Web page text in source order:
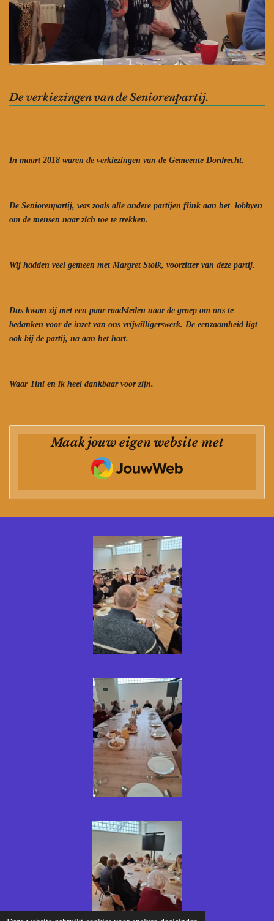
De verkiezingen van de Seniorenpartij.
In maart 2018 waren de verkiezingen van de Gemeente Dordrecht.
De Seniorenpartij, was zoals alle andere partijen flink aan het lobbyen
om de mensen naar zich toe te trekken.
Wij hadden veel gemeen met Margret Stolk, voorzitter van deze partij.
Dus kwam zij met een paar raadsleden naar de groep om ons te
bedanken voor de inzet van ons vrijwilligerswerk. De eenzaamheid ligt
ook bij de partij, na aan het hart.
Waar Tini en ik heel dankbaar voor zijn.
Maak jouw eigen website met
JouwWeb